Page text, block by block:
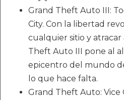
Grand Theft Auto III:
City. Con la libertad
cualquier sitio y atracar
Theft Auto III pone al
epicentro del mundo
lo que hace falta.
Grand Theft Auto: Vice